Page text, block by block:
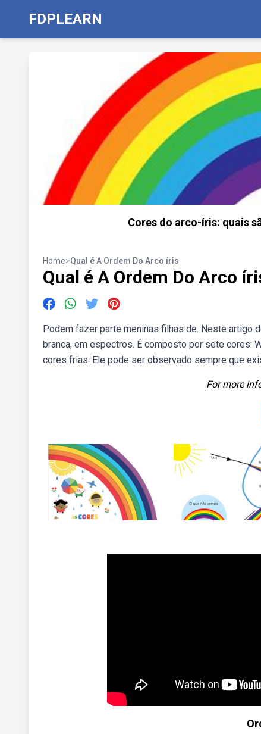
FDPLEARN
Cores do arco-íris: quais
Home>Qual é A Ordem Do Arco íris
Qual é A Ordem Do Arco
Podem fazer parte meninas filhas de. Neste artigo
branca, em espectros. É composto por sete cores:
cores frias. Ele pode ser observado sempre que
For more